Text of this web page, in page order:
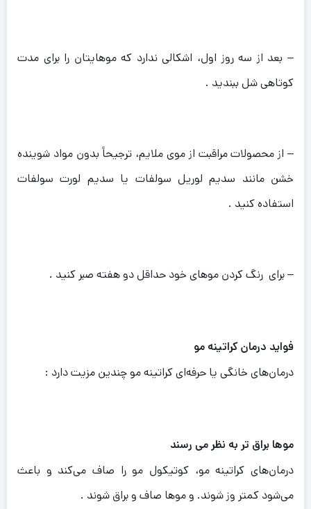
– بعد از سه روز اول، اشکالی ندارد که موهایتان را برای مدت
کوتاهی شل ببندید .
– از محصولات مراقبت از موی ملایم، ترجیحاً بدون مواد شوینده
خشن مانند سدیم لوریل سولفات یا سدیم لورت سولفات
استفاده کنید .
– برای رنگ کردن موهای خود حداقل دو هفته صبر کنید .
فواید درمان کراتینه مو
درمان‌های خانگی یا حرفه‌ای کراتینه مو چندین مزیت دارد :
موها براق تر به نظر می رسند
درمان‌های کراتینه مو، کوتیکول مو را صاف می‌کند و باعث
می‌شود کمتر وز شوند. و موها صاف و براق شوند .